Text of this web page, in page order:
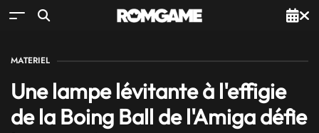
MATERIEL
Une lampe lévitante à l'effigie
de la Boing Ball de l'Amiga défie